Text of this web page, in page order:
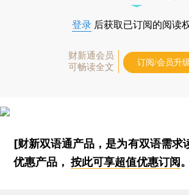
登录 后获取已订阅的阅读
财新通会员
可畅读全文
订阅/会员升
[财新双语通产品，是为有双语需求
优惠产品，按此可享超值优惠订阅